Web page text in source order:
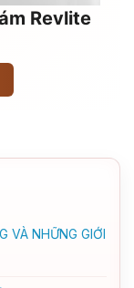
Revlite
VÀ NHỮNG GIỚI